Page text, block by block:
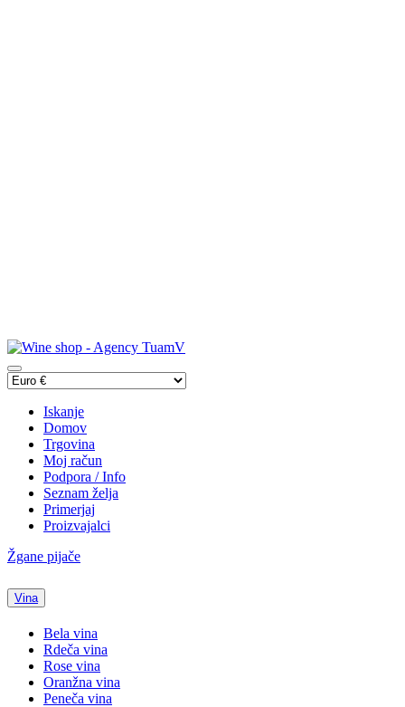
Iskanje
Domov
Trgovina
Moj račun
Podpora / Info
Seznam želja
Primerjaj
Proizvajalci
Žgane pijače
Vina
Bela vina
Rdeča vina
Rose vina
Oranžna vina
Peneča vina